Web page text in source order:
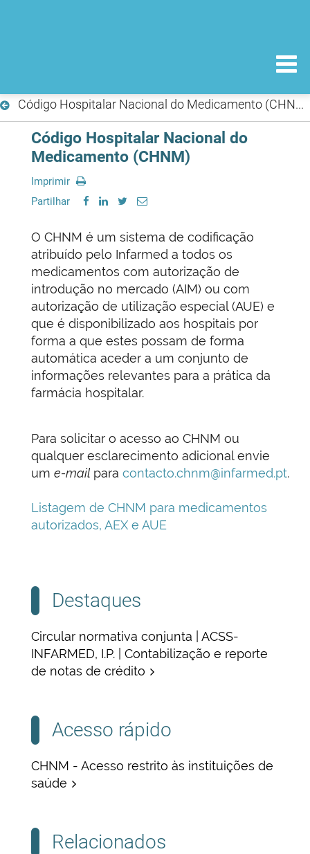
Código Hospitalar Nacional do Medicamento (CHNM)
Código Hospitalar Nacional do
Medicamento (CHNM)
Imprimir
Partilhar
O CHNM é um sistema de codificação
atribuído pelo Infarmed a todos os
medicamentos com autorização de
introdução no mercado (AIM) ou com
autorização de utilização especial (AUE) e
que é disponibilizado aos hospitais por
forma a que estes possam de forma
automática aceder a um conjunto de
informações relevantes para a prática da
farmácia hospitalar.
Para solicitar o acesso ao CHNM ou
qualquer esclarecimento adicional envie
um e-mail para contacto.chnm@infarmed.pt.
Listagem de CHNM para medicamentos
autorizados, AEX e AUE
Destaques
Circular normativa conjunta | ACSS-
INFARMED, I.P. | Contabilização e reporte
de notas de crédito
Acesso rápido
CHNM - Acesso restrito às instituições de
saúde
Relacionados